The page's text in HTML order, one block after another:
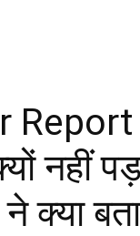
नहीं
क्या